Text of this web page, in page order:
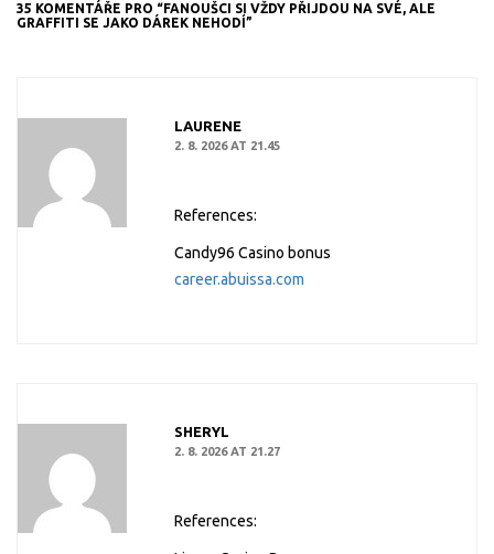
35 KOMENTÁŘE PRO “FANOUŠCI SI VŽDY PŘIJDOU NA SVÉ, ALE
GRAFFITI SE JAKO DÁREK NEHODÍ”
LAURENE
2. 8. 2026 AT 21.45
References:
Candy96 Casino bonus
career.abuissa.com
SHERYL
2. 8. 2026 AT 21.27
References: